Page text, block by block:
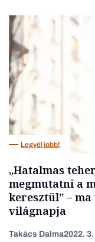
Legyél jobb!
„Hatalmas
megmutatni a
keresztül” –
világnapja
Takács Dalma2022. 3.